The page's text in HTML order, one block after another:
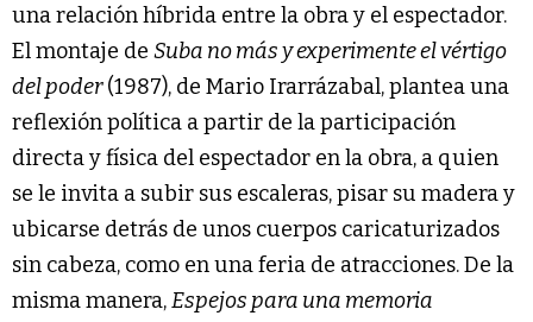
una relación híbrida entre la obra y el espectador.
El montaje de Suba no más y experimente el vértigo
del poder(1987), de Mario Irarrázabal, plantea una
reflexión política a partir de la participación
directa y física del espectador en la obra, a quien
se le invita a subir sus escaleras, pisar su madera y
ubicarse detrás de unos cuerpos caricaturizados
sin cabeza, como en una feria de atracciones. De la
misma manera,Espejos para una memoria